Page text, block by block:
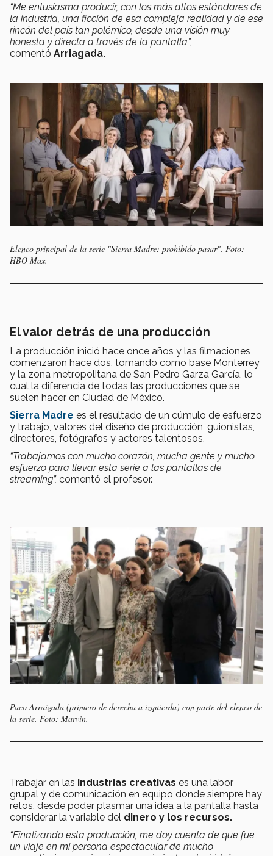
“Me entusiasma producir, con los más altos estándares de
la industria, una ficción de esa compleja realidad y de ese
rincón del país tan polémico, desde una visión muy
honesta y directa a través de la pantalla”,
comentó Arriagada.
Elenco principal de la serie "Sierra Madre: prohibido pasar". Foto:
HBO Max.
El valor detrás de una producción
La producción inició hace once años y las filmaciones
comenzaron hace dos, tomando como base Monterrey
y la zona metropolitana de San Pedro Garza García, lo
cual la diferencia de todas las producciones que se
suelen hacer en Ciudad de México.
Sierra Madre es el resultado de un cúmulo de esfuerzo
y trabajo, valores del diseño de producción, guionistas,
directores, fotógrafos y actores talentosos.
“Trabajamos con mucho corazón, mucha gente y mucho
esfuerzo para llevar esta serie a las pantallas de
streaming”, comentó el profesor.
Paco Arraigada (primero de derecha a izquierda) con parte del elenco de
la serie. Foto: Marvin.
Trabajar en las industrias creativas es una labor
grupal y de comunicación en equipo donde siempre hay
retos, desde poder plasmar una idea a la pantalla hasta
considerar la variable del dinero y los recursos.
“Finalizando esta producción, me doy cuenta de que fue
un viaje en mi persona espectacular de mucho